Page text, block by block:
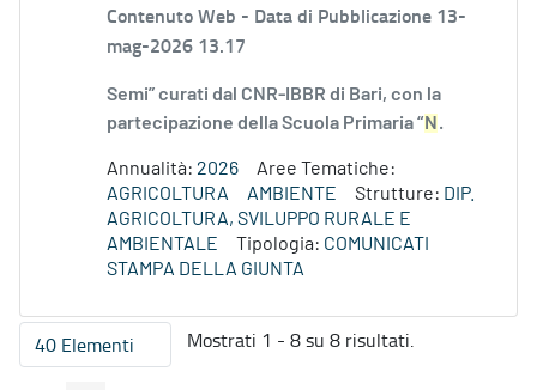
Contenuto Web - Data di Pubblicazione 13-
mag-2026 13.17
Semi” curati dal CNR-IBBR di Bari, con la
partecipazione della Scuola Primaria “ N .
Annualità: 2026
Aree Tematiche:
AGRICOLTURA
AMBIENTE Strutture: DIP.
AGRICOLTURA, SVILUPPO RURALE E
AMBIENTALE
Tipologia: COMUNICATI
STAMPA DELLA GIUNTA
40 ElementiPer pagina
Mostrati 1 - 8 su 8 risultati.